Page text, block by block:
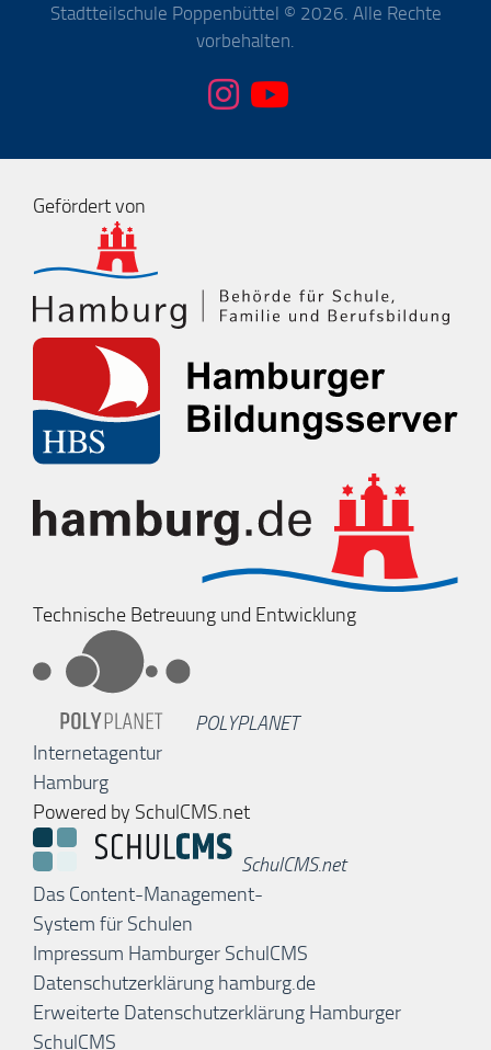
Stadtteilschule Poppenbüttel © 2026. Alle Rechte
vorbehalten.
Gefördert von
Technische Betreuung und Entwicklung
POLYPLANET
Internetagentur
Hamburg
Powered by SchulCMS.net
SchulCMS.net
Das Content-Management-
System für Schulen
Impressum Hamburger SchulCMS
Datenschutzerklärung hamburg.de
Erweiterte Datenschutzerklärung Hamburger
SchulCMS